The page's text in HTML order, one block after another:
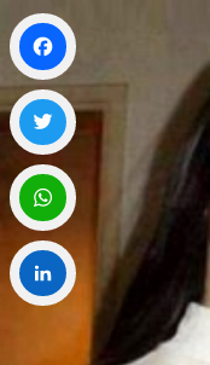
Facebook
Twitter
WhatsApp